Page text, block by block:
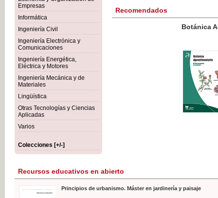
Empresas
Informática
Ingeniería Civil
Ingeniería Electrónica y
Comunicaciones
Ingeniería Energética,
Eléctrica y Motores
Ingeniería Mecánica y de
Materiales
Lingüística
Otras Tecnologías y Ciencias
Aplicadas
Varios
Colecciones [+/-]
Recomendados
Botánica Agroalimentaria
IVA
Recursos educativos en abierto
Principios de urbanismo. Máster en jardinería y paisaje